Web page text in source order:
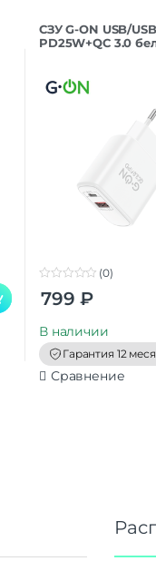
СЗУ G-ON USB/
PD25W+QC 3.0
o
o
(0)
799 ₽
В наличии
Гарантия 12
Сравнение